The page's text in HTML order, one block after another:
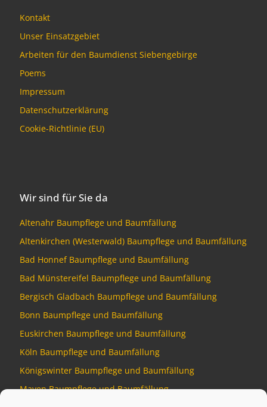
Kontakt
Unser Einsatzgebiet
Arbeiten für den Baumdienst Siebengebirge
Poems
Impressum
Datenschutzerklärung
Cookie-Richtlinie (EU)
Wir sind für Sie da
Altenahr Baumpflege und Baumfällung
Altenkirchen (Westerwald) Baumpflege und Baumfällung
Bad Honnef Baumpflege und Baumfällung
Bad Münstereifel Baumpflege und Baumfällung
Bergisch Gladbach Baumpflege und Baumfällung
Bonn Baumpflege und Baumfällung
Euskirchen Baumpflege und Baumfällung
Köln Baumpflege und Baumfällung
Königswinter Baumpflege und Baumfällung
Mayen Baumpflege und Baumfällung